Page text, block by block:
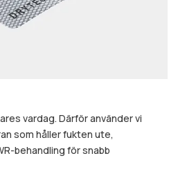
vardag. Därför använder vi
som håller fukten ute,
behandling för snabb